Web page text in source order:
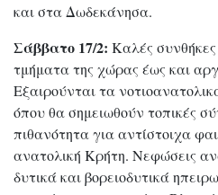
και στα Δωδεκάνησα.
Σάββατο 17/2: Καλές
τμήματα της χώρας έως και
Εξαιρούνται τα
όπου θα σημειωθούν τοπικές
πιθανότητα για αντίστοιχα
ανατολική Κρήτη. Νεφώσεις
δυτικά και βορειοδυτικά